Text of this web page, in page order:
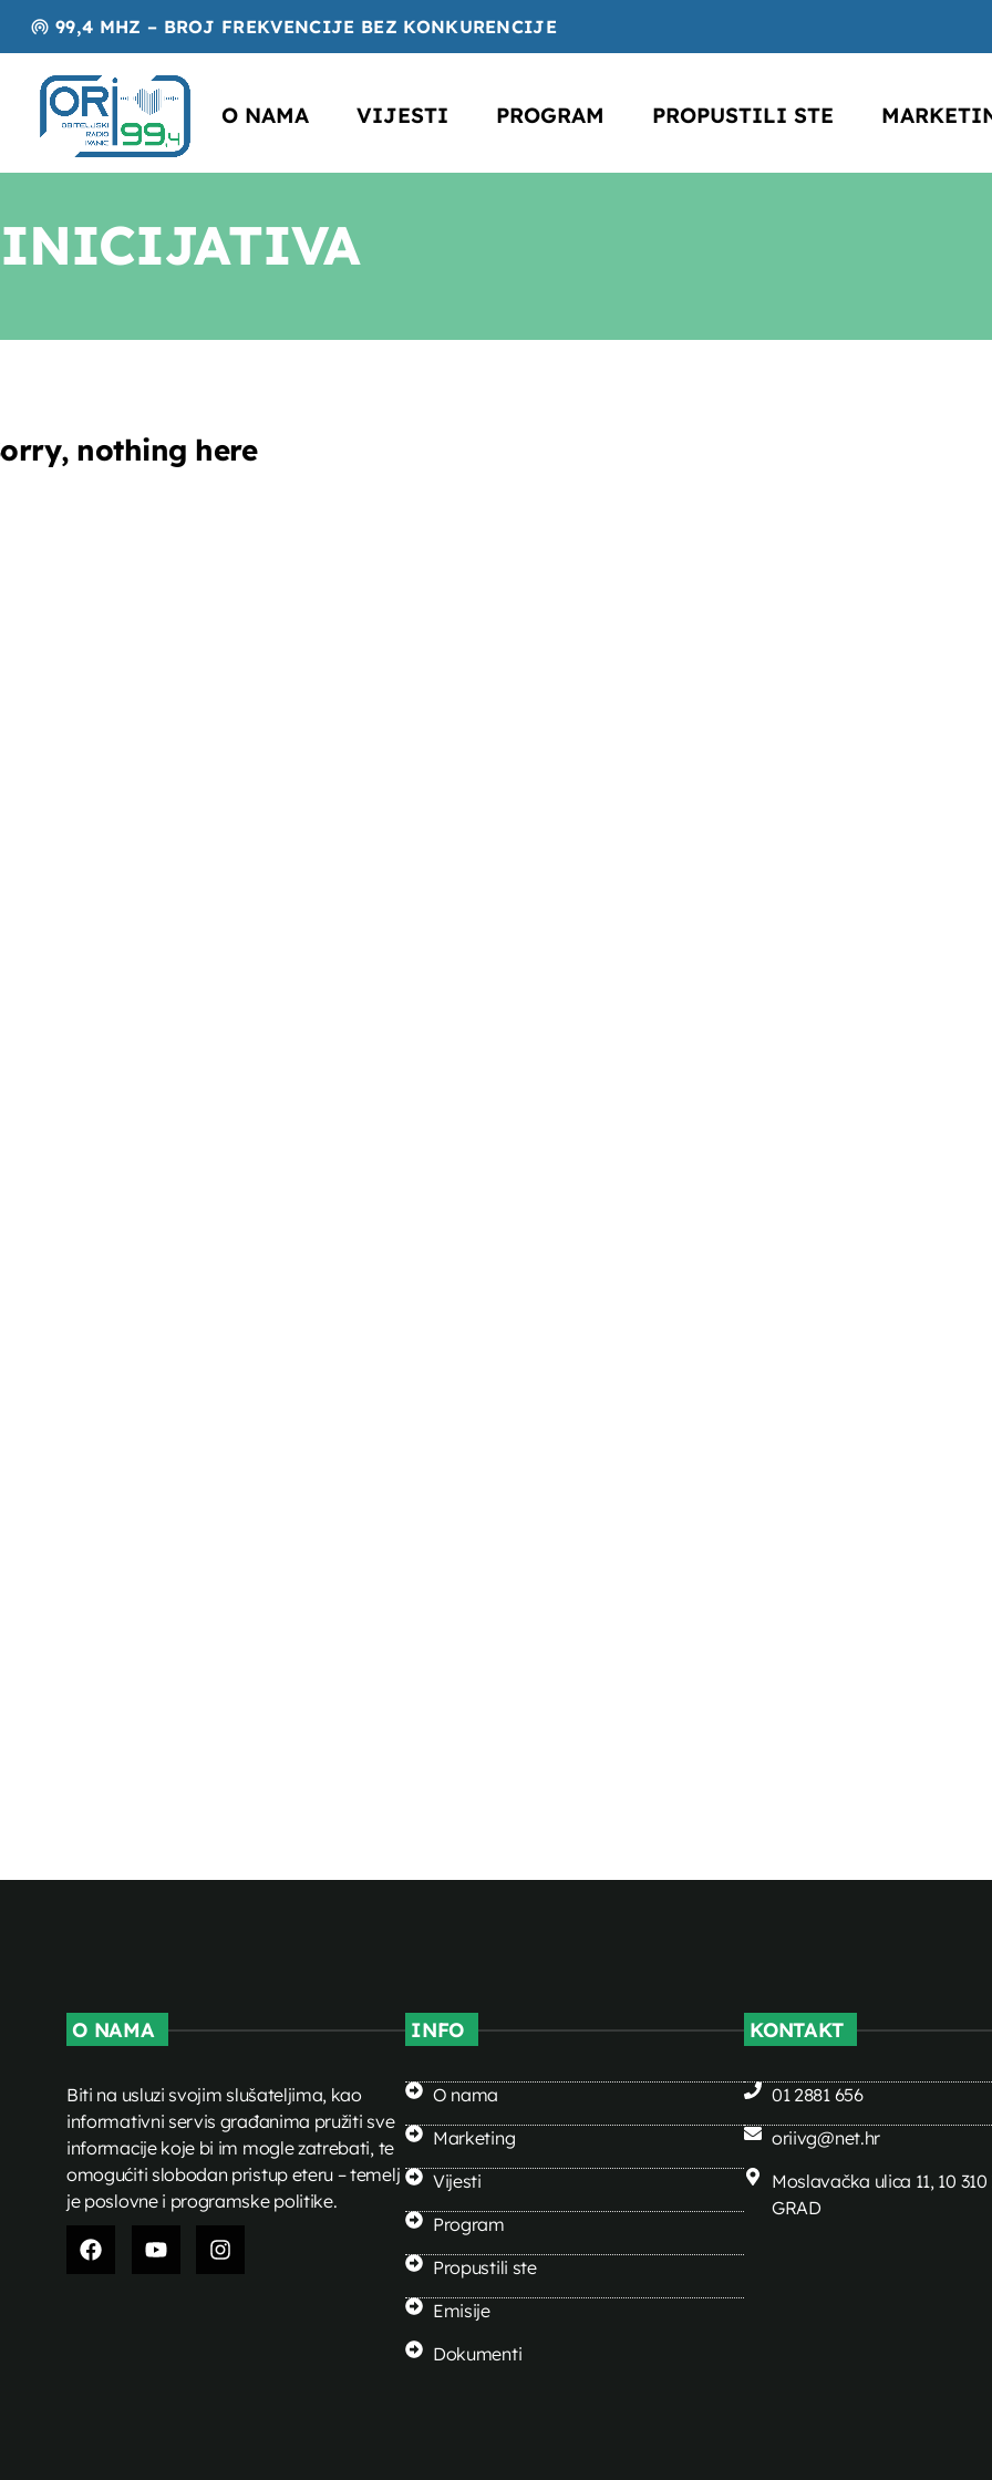
wifi_tethering 99,4 MHZ – BROJ FREKVENCIJE BEZ KONKURENCIJE
O NAMA VIJESTI PROGRAM PROPUSTILI STE
INICIJATIVA
nothing here
O NAMA
Biti na usluzi svojim slušateljima, kao
informativni servis građanima pružiti sve
informacije koje bi im mogle zatrebati, te
omogućiti slobodan pristup eteru – temelj
je poslovne i programske politike.
INFO
O nama
Marketing
Vijesti
Program
Propustili ste
Emisije
Dokumenti
KONTAKT
01 2881 656
oriivg@net.hr
Moslavačka ulica 11, 10
GRAD